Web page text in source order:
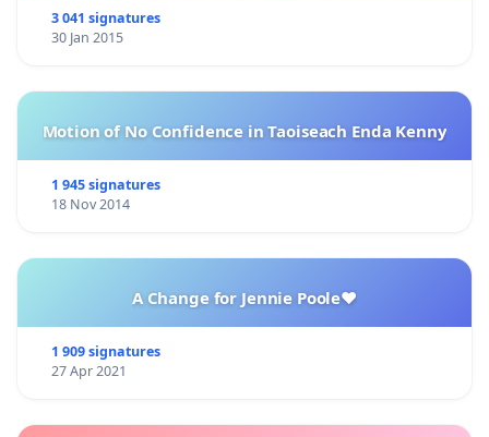
3 041 signatures
30 Jan 2015
Motion of No Confidence in Taoiseach Enda Kenny
1 945 signatures
18 Nov 2014
A Change for Jennie Poole❤️
1 909 signatures
27 Apr 2021